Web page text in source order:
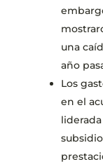
una
año
Los
en el